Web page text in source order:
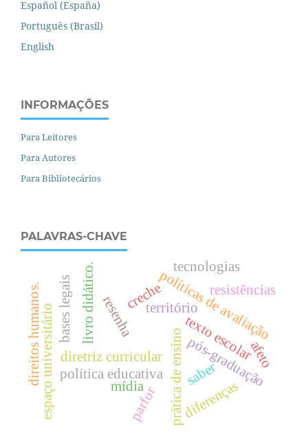
Español (España)
Português (Brasil)
English
INFORMAÇÕES
Para Leitores
Para Autores
Para Bibliotecários
PALAVRAS-CHAVE
resenha território
diretriz curricular prática de ensinotexto escolar
políticas de avaliação
espaço universitário pós-graduação
saber
política educativa
mídia
livro didático.
d
i
r
e
i
t
o
s
h
u
m
a
n
o
s
.
parfor
creche
bases legais
tecnologias
diferenças
afeto
resistências